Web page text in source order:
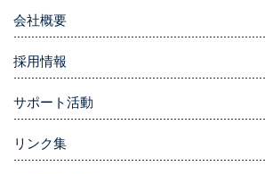
会社概要
採用情報
サポート活動
リンク集